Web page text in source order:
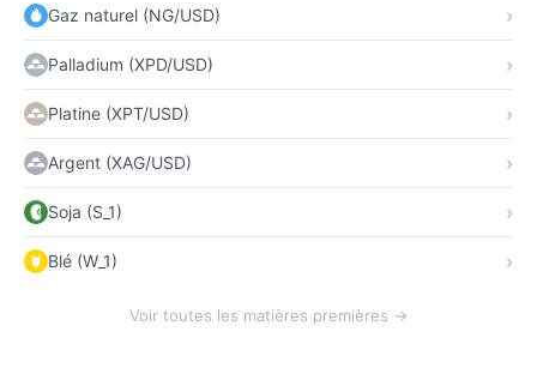
Gaz naturel (NG/USD)
Palladium (XPD/USD)
Platine (XPT/USD)
Argent (XAG/USD)
Soja (S_1)
Blé (W_1)
Voir toutes les matières premières →